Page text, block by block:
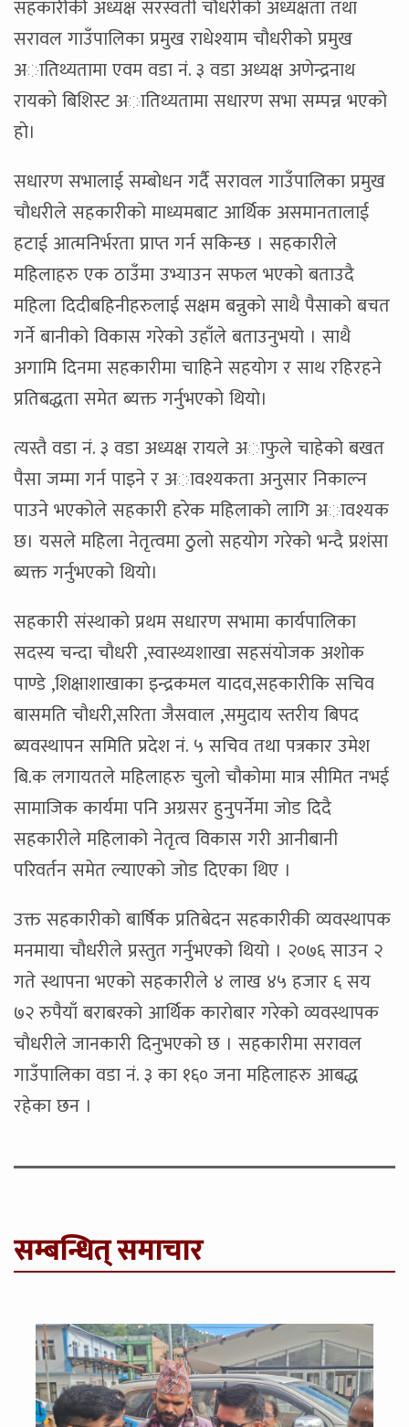
सहकारीकी अध्यक्ष सरस्वती चाैधरीकाे अध्यक्षता तथा
सरावल गाउँपालिका प्रमुख राधेश्याम चाैधरीकाे प्रमुख
अातिथ्यतामा एवम वडा नं. ३ वडा अध्यक्ष अणेन्द्रनाथ
रायकाे बिशिस्ट अातिथ्यतामा सधारण सभा सम्पन्न भएको
हाे।
सधारण सभालाई सम्बाेधन गर्दै सरावल गाउँपालिका प्रमुख
चाैधरीले सहकारीको माध्यमबाट आर्थिक असमानतालाई
हटाई आत्मनिर्भरता प्राप्त गर्न सकिन्छ । सहकारीले
महिलाहरु एक ठाउँमा उभ्याउन सफल भएको बताउदै
महिला दिदीबहिनीहरुलाई सक्षम बन्नुकाे साथै पैसाको बचत
गर्ने बानीको विकास गरेको उहाँले बताउनुभयो । साथै
अगामि दिनमा सहकारीमा चाहिने सहयाेग र साथ रहिरहने
प्रतिबद्धता समेत ब्यक्त गर्नुभएको थियाे।
त्यस्तै वडा नं. ३ वडा अध्यक्ष रायले अाफुले चाहेको बखत
पैसा जम्मा गर्न पाइने र अावश्यकता अनुसार निकाल्न
पाउने भएकोले सहकारी हरेक महिलाकाे लागि अावश्यक
छ। यसले महिला नेतृत्वमा ठुलाे सहयाेग गरेको भन्दै प्रशंसा
ब्यक्त गर्नुभएको थियाे।
सहकारी संस्थाकाे प्रथम सधारण सभामा कार्यपालिका
सदस्य चन्दा चाैधरी ,स्वास्थ्यशाखा सहसंयाेजक अशोक
पाण्डे ,शिक्षाशाखाका इन्द्रकमल यादव,सहकारीकि सचिव
बासमति चाैधरी,सरिता जैसवाल ,समुदाय स्तरीय बिपद
ब्यवस्थापन समिति प्रदेश नं. ५ सचिव तथा पत्रकार उमेश
बि.क लगायतले महिलाहरु चुलो चौकोमा मात्र सीमित नभई
सामाजिक कार्यमा पनि अग्रसर हुनुपर्नेमा जोड दिदै
सहकारीले महिलाको नेतृत्व विकास गरी आनीबानी
परिवर्तन समेत ल्याएको जोड दिएका थिए ।
उक्त सहकारीको बार्षिक प्रतिबेदन सहकारीकी व्यवस्थापक
मनमाया चाैधरीले प्रस्तुत गर्नुभएको थियो । २०७६ साउन २
गते स्थापना भएको सहकारीले ४ लाख ४५ हजार ६ सय
७२ रुपैयाँ बराबरको आर्थिक कारोबार गरेको व्यवस्थापक
चाैधरीले जानकारी दिनुभएको छ । सहकारीमा सरावल
गाउँपालिका वडा नं. ३ का १६० जना महिलाहरु आबद्ध
रहेका छन ।
सम्बन्धित् समाचार